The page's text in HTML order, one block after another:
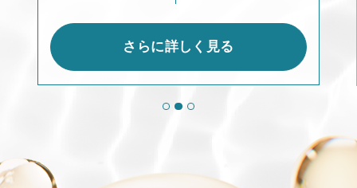
さらに詳しく見る